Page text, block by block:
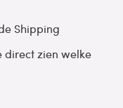
Shipping
direct zien welke